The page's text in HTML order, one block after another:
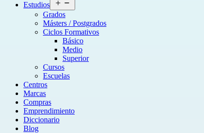
Estudios
el
Grados
Másters / Postgrados
Ciclos Formativos
Básico
Medio
Superior
Cursos
Escuelas
Centros
Marcas
Compras
Emprendimiento
Diccionario
Blog